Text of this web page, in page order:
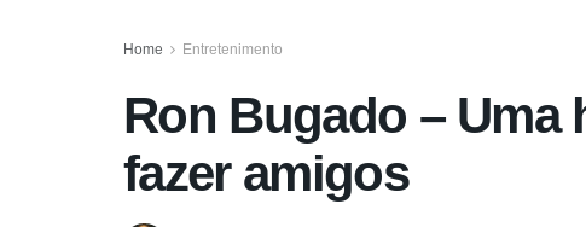
Home Entretenimento
Ron Bugado –
fazer amigos